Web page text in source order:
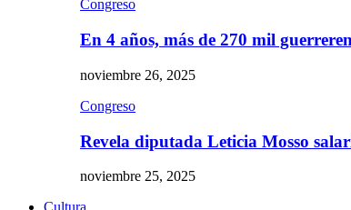
Congreso
En 4 años, más de 270 mil
noviembre 26, 2025
Congreso
Revela diputada Leticia Mosso
noviembre 25, 2025